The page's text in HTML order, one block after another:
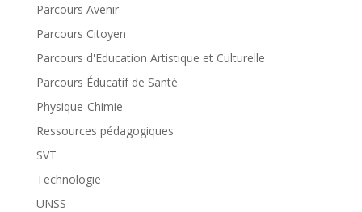
Parcours Avenir
Parcours Citoyen
Parcours d'Education Artistique et Culturelle
Parcours Éducatif de Santé
Physique-Chimie
Ressources pédagogiques
SVT
Technologie
UNSS